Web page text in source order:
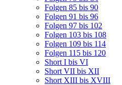
Folgen 85 bis 90
Folgen 91 bis 96
Folgen 97 bis 102
Folgen 103 bis 108
Folgen 109 bis 114
Folgen 115 bis 120
Short I bis VI
Short VII bis XII
Short XIII bis XVIII